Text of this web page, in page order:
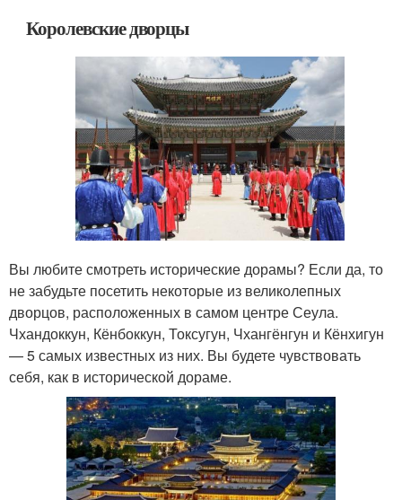
Королевские дворцы
Вы любите смотреть исторические дорамы? Если да, то
не забудьте посетить некоторые из великолепных
дворцов, расположенных в самом центре Сеула.
Чхандоккун, Кёнбоккун, Токсугун, Чхангёнгун и Кёнхигун
— 5 самых известных из них. Вы будете чувствовать
себя, как в исторической дораме.